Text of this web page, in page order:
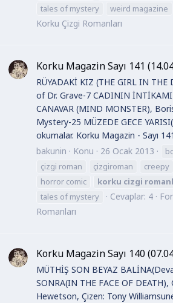
tales of mystery
weird magazine
Korku Çizgi Romanları
Korku Magazin Sayı 141
RÜYADAKİ KIZ (THE GIRL IN
of Dr. Grave-7 CADININ İNTİKAMI
CANAVAR (MIND MONSTER),
Mystery-25 MÜZEDE GECE
okumalar. Korku Magazin - Sayı
bakunin
Konu 26 Ocak 2013
çizgi roman
çizgiroman creepy
horror comic
korku cizgi
tales of mystery
Cevaplar: 4
Romanları
Korku Magazin Sayı 140
MÜTHİŞ SON BEYAZ
SONRA(IN THE FACE OF DEATH),
Hewetson, Çizen: Tony